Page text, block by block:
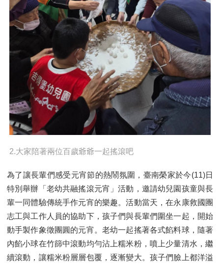
2.大家陪著兩位百歲爺爺一起搖滾吧
為了讓長輩們感受元宵節的熱鬧氛圍，臺南榮家於今(11)日
特別舉辦「老幼共融搖滾元宵」活動，邀請幼兒園孩童與長
輩一同體驗傳統手作元宵的樂趣。活動當天，在永康救國團
志工與工作人員的協助下，孩子們與長輩們圍坐一起，開始
動手製作象徵團圓的元宵。老幼一起搖著各式餡料球，隨著
內餡小球在竹篩中滾動均勻沾上糯米粉，噴上少量清水，繼
續滾動，讓糯米粉層層包覆，逐漸變大。孩子們臉上都洋溢